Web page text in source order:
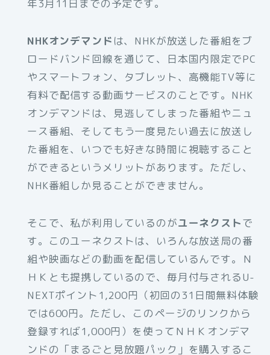
年3月11日までの予定です。
NHKオンデマンド は、NHKが放送した番組をブ
ロードバンド回線を通じて、日本国内限定でPC
やスマートフォン、タブレット、高機能TV等に
有料で配信する動画サービスのことです。NHK
オンデマンドは、見逃してしまった番組やニュ
ース番組、そしてもう一度見たい過去に放送し
た番組を、いつでも好きな時間に視聴すること
ができるというメリットがあります。ただし、
NHK番組しか見ることができません。
そこで、私が利用しているのがユーネクストで
す。このユーネクストは、いろんな放送局の番
組や映画などの動画を配信しているんです。Ｎ
ＨＫとも提携しているので、毎月付与されるU-
NEXTポイント1,200円（初回の31日間無料体験
では600円。ただし、このページのリンクから
登録すれば1,000円）を使ってＮＨＫオンデマ
ンドの「まるごと見放題パック」を購入するこ